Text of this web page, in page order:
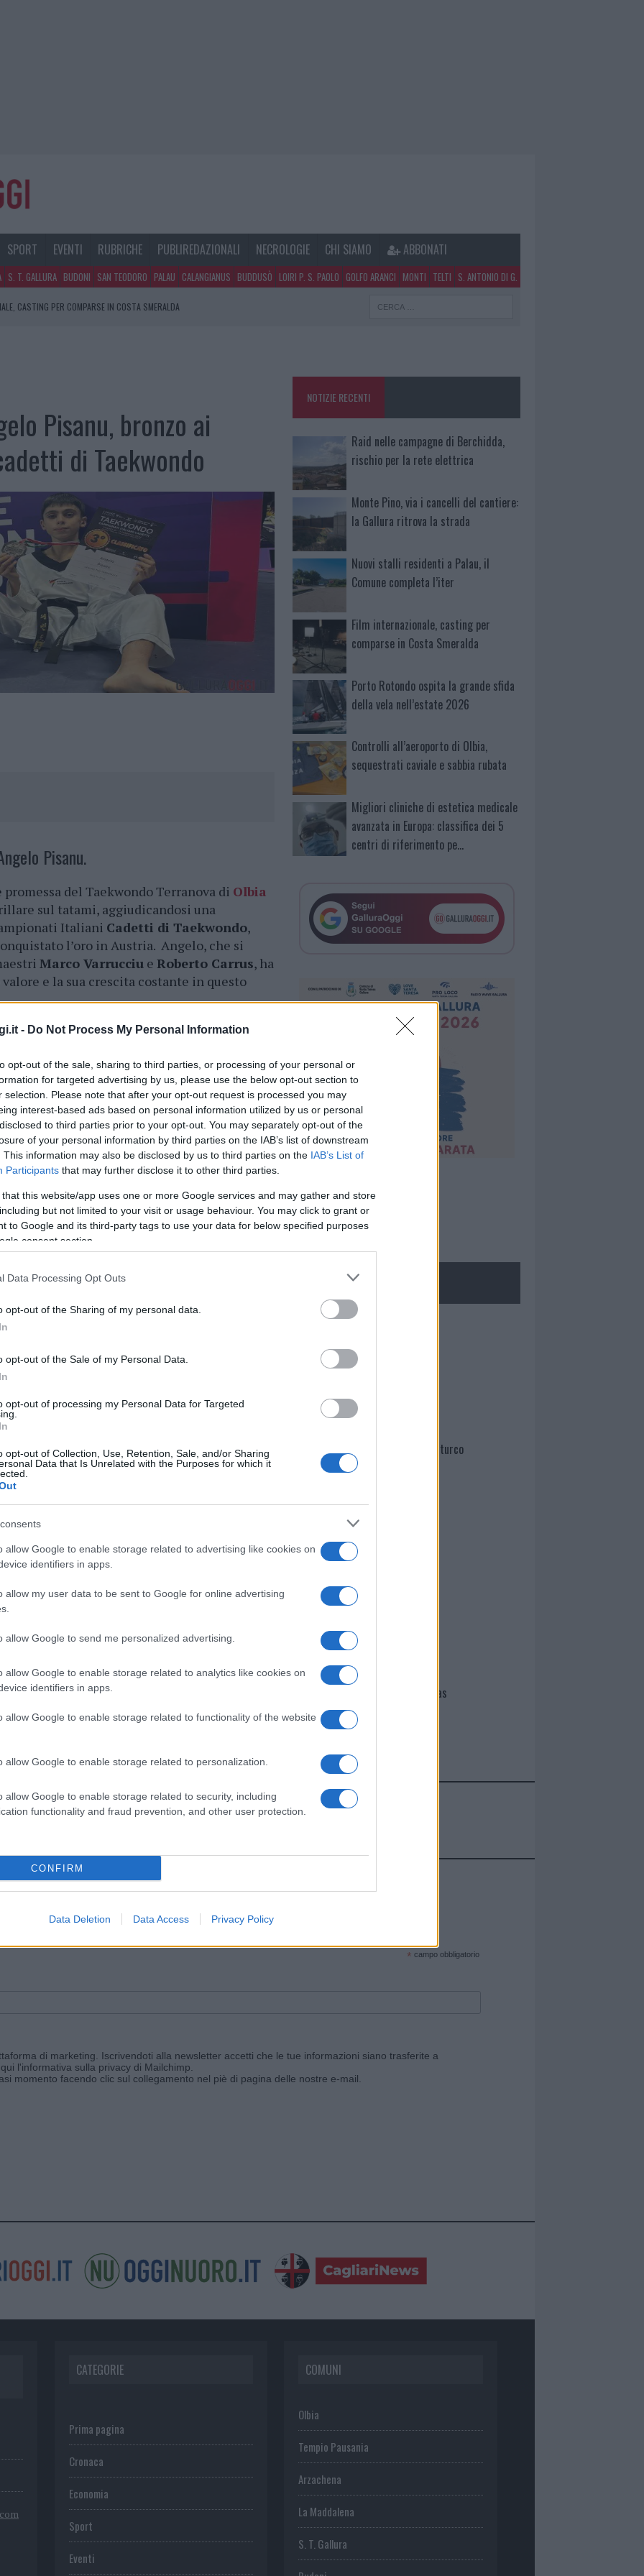
- Do Not Process My Personal Information
opt-out of the sale, sharing to third parties, or processing of your personal or
for targeted advertising by us, please use the below opt-out section to
selection. Please note that after your opt-out request is processed you may
interest-based ads based on personal information utilized by us or personal
to third parties prior to your opt-out. You may separately opt-out of the
of your personal information by third parties on the IAB’s list of downstream
This information may also be disclosed by us to third parties on the IAB’s List of
Participants that may further disclose it to other third parties.
that this website/app uses one or more Google services and may gather and store
but not limited to your visit or usage behaviour. You may click to grant or
to Google and its third-party tags to use your data for below specified purposes
consent section.
Data Processing Opt Outs
opt-out of the Sharing of my personal data.
opt-out of the Sale of my Personal Data.
opt-out of processing my Personal Data for Targeted
opt-out of Collection, Use, Retention, Sale, and/or Sharing
Data that Is Unrelated with the Purposes for which it
allow Google to enable storage related to advertising like cookies on
identifiers in apps.
allow my user data to be sent to Google for online advertising
allow Google to send me personalized advertising.
allow Google to enable storage related to analytics like cookies on
identifiers in apps.
allow Google to enable storage related to functionality of the website
allow Google to enable storage related to personalization.
allow Google to enable storage related to security, including
functionality and fraud prevention, and other user protection.
CONFIRM
Data Deletion Data Access Privacy Policy
SPORT EVENTI RUBRICHE PUBLIREDAZIONALI NECROLOGIE CHI SIAMO ABBONATI
S. T. GALLURA BUDONI SAN TEODORO PALAU CALANGIANUS BUDDUSÒ LOIRI P. S. PAOLO GOLFO ARANCI MONTI TELTI S. ANTONIO DI G.
CASTING PER COMPARSE IN COSTA SMERALDA
Pisanu, bronzo ai
di Taekwondo
Pisanu.
del Taekwondo Terranova di Olbia
sul tatami, aggiudicandosi una
Italiani Cadetti di Taekwondo,
l’oro in Austria. Angelo, che si
Marco Varrucciu e Roberto Carrus, ha
e la sua crescita costante in questo
facile. La competizione vedeva al via
ma Pisanu ha saputo affrontare
fermandosi solo in semifinale. Il
a una serie di successi cheAngelo ha
giovane carriera.
impegni,Angelo Pisanu e il Taekwondo
pronti ad affrontare nuove sfide. La
che un altro passo verso un futuro
e il talento di Angelopossano
cliccando qui
nella sezioneLogindal menù del sito o
Prossimo articolo
NOTIZIE RECENTI
Raid nelle campagne di Berchidda,
rischio per la rete elettrica
Monte Pino, via i cancelli del cantiere:
la Gallura ritrova la strada
Nuovi stalli residenti a Palau, il
Comune completa l’iter
Film internazionale, casting per
comparse in Costa Smeralda
Porto Rotondo ospita la grande sfida
della vela nell’estate 2026
Controlli all’aeroporto di Olbia,
sequestrati caviale e sabbia rubata
Migliori cliniche di estetica medicale
avanzata in Europa: classifica dei 5
centri di riferimento pe…
NECROLOGIE
Martina Agostina Diturco
I nostri cari
I nostri cari
Giovannimaria Cabras
Invia un Comunicato Stampa|Pubblicità|Segnala
e ricevi le nostre email periodiche contenenti le ultime notizie pubblicate sul sito web!
* campo obbligatorio
di marketing. Iscrivendoti alla newsletter accetti che le tue informazioni siano trasferite a
l'informativa sulla privacy di Mailchimp
momento facendo clic sul collegamento nel piè di pagina delle nostre e-mail.
CATEGORIE
Prima pagina
Cronaca
Economia
Sport
Eventi
COMUNI
Olbia
Tempio Pausania
Arzachena
La Maddalena
S. T. Gallura